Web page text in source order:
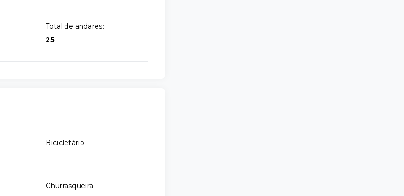
Total de andares:
25
Bicicletário
Churrasqueira